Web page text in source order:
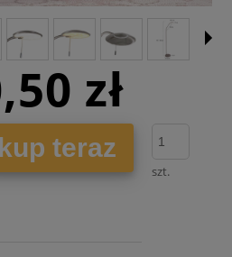
zł
kup teraz
szt.